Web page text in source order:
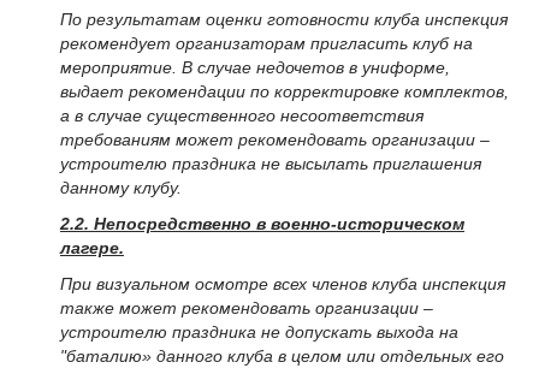
По результатам оценки готовности клуба инспекция
рекомендует организаторам пригласить клуб на
мероприятие. В случае недочетов в униформе,
выдает рекомендации по корректировке комплектов,
а в случае существенного несоответствия
требованиям может рекомендовать организации –
устроителю праздника не высылать приглашения
данному клубу.
2.2. Непосредственно в военно-историческом
лагере.
При визуальном осмотре всех членов клуба инспекция
также может рекомендовать организации –
устроителю праздника не допускать выхода на
"баталию» данного клуба в целом или отдельных его